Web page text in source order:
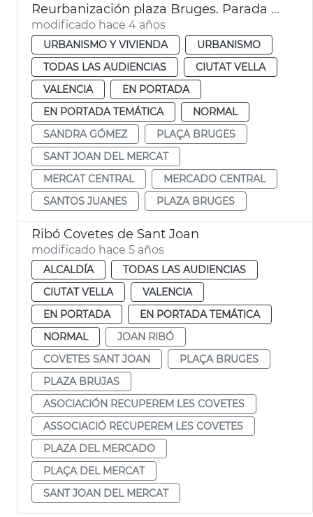
Reurbanización plaza Bruges. Parada flors
modificado hace 4 años
URBANISMO Y VIVIENDA
URBANISMO
TODAS LAS AUDIENCIAS
CIUTAT VELLA
VALENCIA
EN PORTADA
EN PORTADA TEMÁTICA
NORMAL
SANDRA GÓMEZ
PLAÇA BRUGES
SANT JOAN DEL MERCAT
MERCAT CENTRAL
MERCADO CENTRAL
SANTOS JUANES
PLAZA BRUGES
Ribó Covetes de Sant Joan
modificado hace 5 años
ALCALDÍA
TODAS LAS AUDIENCIAS
CIUTAT VELLA
VALENCIA
EN PORTADA
EN PORTADA TEMÁTICA
NORMAL
JOAN RIBÓ
COVETES SANT JOAN
PLAÇA BRUGES
PLAZA BRUJAS
ASOCIACIÓN RECUPEREM LES COVETES
ASSOCIACIÓ RECUPEREM LES COVETES
PLAZA DEL MERCADO
PLAÇA DEL MERCAT
SANT JOAN DEL MERCAT